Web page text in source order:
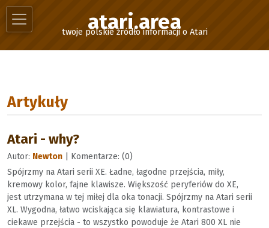
atari.area
twoje polskie źródło informacji o Atari
Artykuły
Atari - why?
Autor: Newton | Komentarze: (0)
Spójrzmy na Atari serii XE. Ładne, łagodne przejścia, miły,
kremowy kolor, fajne klawisze. Większość peryferiów do XE,
jest utrzymana w tej miłej dla oka tonacji. Spójrzmy na Atari serii
XL. Wygodna, łatwo wciskająca się klawiatura, kontrastowe i
ciekawe przejścia - to wszystko powoduje że Atari 800 XL nie